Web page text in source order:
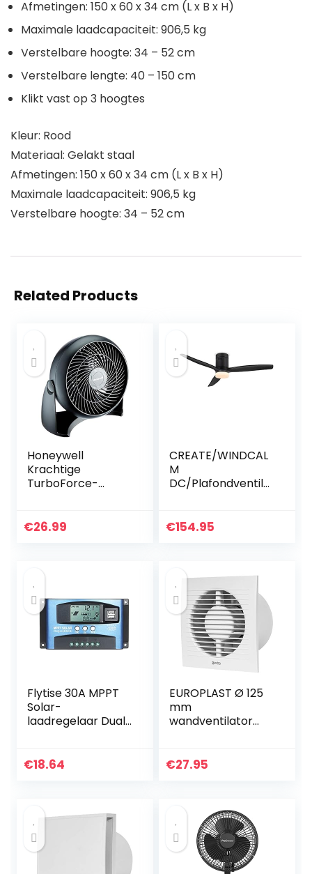
Afmetingen: 150 x 60 x 34 cm (L x B x H)
Maximale laadcapaciteit: 906,5 kg
Verstelbare hoogte: 34 – 52 cm
Verstelbare lengte: 40 – 150 cm
Klikt vast op 3 hoogtes
Kleur: Rood
Materiaal: Gelakt staal
Afmetingen: 150 x 60 x 34 cm (L x B x H)
Maximale laadcapaciteit: 906,5 kg
Verstelbare hoogte: 34 – 52 cm
Related Products
Honeywell
Krachtige
TurboForce-
variabele
HT900E
€26.99
CREATE/WINDCAL
M
DC/Plafondventila
LED-licht, timer
€154.95
Flytise 30A MPPT
Solar-
laadregelaar Dual
zonnecelpaneel
€18.64
EUROPLAST Ø 125
mm
wandventilator
toilet badkamer –
€27.95